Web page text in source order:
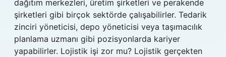
dağıtım merkezleri, üretim şirketleri ve perakende
şirketleri gibi birçok sektörde çalışabilirler. Tedarik
zinciri yöneticisi, depo yöneticisi veya taşımacılık
planlama uzmanı gibi pozisyonlarda kariyer
yapabilirler. Lojistik işi zor mu? Lojistik gerçekten